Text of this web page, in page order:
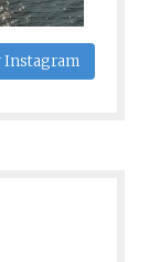
Instagram